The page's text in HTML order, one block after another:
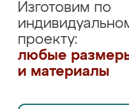
Изготовим по
проекту:
любые
и материалы